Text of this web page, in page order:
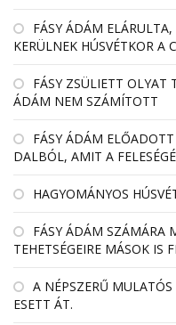
FÁSY ÁDÁM
KERÜLNEK HÚSVÉTKOR A
FÁSY ZSÜLIETT OLYAT
ÁDÁM NEM SZÁMÍTOTT
FÁSY ÁDÁM
DALBÓL, AMIT A
HAGYOMÁNYOS
FÁSY ÁDÁM SZÁMÁRA
TEHETSÉGEIRE MÁSOK IS
A NÉPSZERŰ MULATÓS
ESETT ÁT.